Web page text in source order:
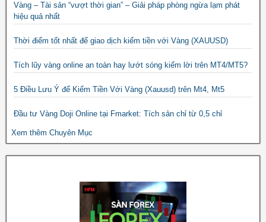
Vàng – Tài sản “vượt thời gian” – Giải pháp phòng ngừa lạm phát
hiệu quả nhất
Thời điểm tốt nhất để giao dịch kiếm tiền với Vàng (XAUUSD)
Tích lũy vàng online an toàn hay lướt sóng kiếm lời trên MT4/MT5?
5 Điều Lưu Ý để Kiếm Tiền Với Vàng (Xauusd) trên Mt4, Mt5
Đầu tư Vàng Doji Online tại Fmarket: Tích sản chỉ từ 0,5 chỉ
Xem thêm Chuyên Mục